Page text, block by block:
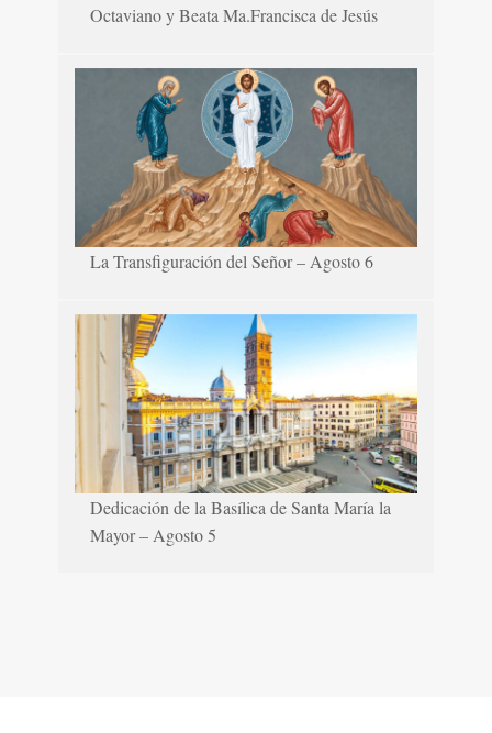
Octaviano y Beata Ma.Francisca de Jesús
La Transfiguración del Señor – Agosto 6
Dedicación de la Basílica de Santa María la
Mayor – Agosto 5